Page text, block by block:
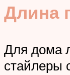
Длина
Для дома
стайлеры